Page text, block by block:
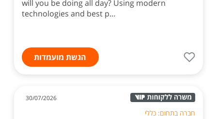
will you be doing all day? Using modern
technologies and best p...
הגשת מועמדות
30/07/2026
חברה בתחום: כללי